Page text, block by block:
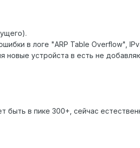
в логе "ARP Table Overflow",
новые устройста в есть не
быть в пике 300+, сейчас